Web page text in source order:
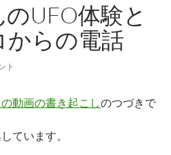
UFO体験と
からの電話
ト
動画の書き起こしのつづきで
ています。